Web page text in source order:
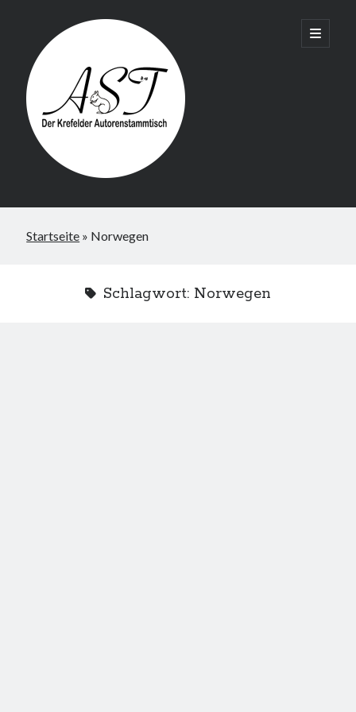
Krefelder
AST
open
primary
Startseite » Norwegen
Schlagwort: Norwegen